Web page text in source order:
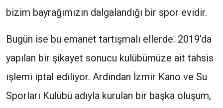
bizim bayrağımızın dalgalandığı bir spor evidir.
Bugün ise bu emanet tartışmalı ellerde. 2019’da
yapılan bir şikayet sonucu kulübümüze ait tahsis
işlemi iptal ediliyor. Ardından İzmir Kano ve Su
Sporları Kulübü adıyla kurulan bir başka oluşum,